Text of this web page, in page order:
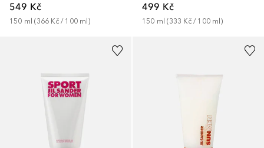
549 Kč
150 ml (366 Kč / 100 ml )
499 Kč
150 ml (333 Kč / 100 ml )